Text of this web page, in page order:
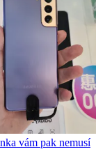
vám pak nemusí